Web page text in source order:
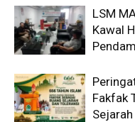
LSM
Kawal
Fakfak